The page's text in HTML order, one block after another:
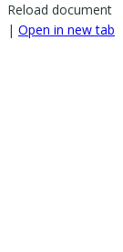
Reload document
| Open in new tab